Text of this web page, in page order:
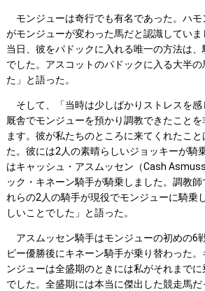
モンジューは奇行でも有名であった。ハモ
がモンジューが変わった馬だと認識してい
当日、彼をパドックに入れる唯一の方法は、
でした。アスコットのパドックに入る大半
た」と語った。
そして、「当時は少しばかりストレスを感
厩舎でモンジューを預かり調教できたこと
ます。彼が私たちのところに来てくれたこ
た。彼には2人の素晴らしいジョッキーが騎
はキャッシュ・アスムッセン（Cash
ック・キネーン騎手が騎乗しました。調教
れらの2人の騎手が現役でモンジューに騎乗
しいことでした」と語った。
アスムッセン騎手はモンジューの初めの6
ビー優勝後にキネーン騎手が乗り替わった
ンジューは全盛期のときには私がそれまで
でした。全盛期には本当に傑出した競走馬